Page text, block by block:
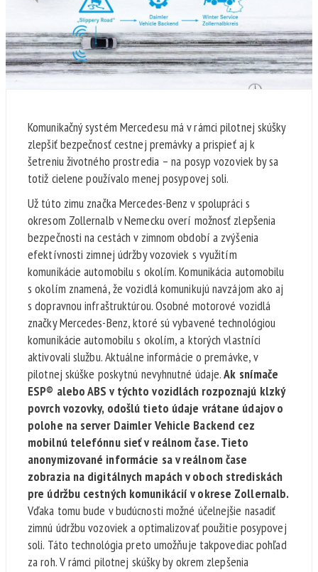
Komunikačný systém Mercedesu má v rámci pilotnej skúšky
zlepšiť bezpečnosť cestnej premávky a prispieť aj k
šetreniu životného prostredia – na posyp vozoviek by sa
totiž cielene používalo menej posypovej soli.
Už túto zimu značka Mercedes-Benz v spolupráci s
okresom Zollernalb v Nemecku overí možnosť zlepšenia
bezpečnosti na cestách v zimnom období a zvýšenia
efektívnosti zimnej údržby vozoviek s využitím
komunikácie automobilu s okolím. Komunikácia automobilu
s okolím znamená, že vozidlá komunikujú navzájom ako aj
s dopravnou infraštruktúrou. Osobné motorové vozidlá
značky Mercedes-Benz, ktoré sú vybavené technológiou
komunikácie automobilu s okolím, a ktorých vlastníci
aktivovali službu. Aktuálne informácie o premávke, v
pilotnej skúške poskytnú nevyhnutné údaje.Ak snímače
ESP® alebo ABS v týchto vozidlách rozpoznajú klzký
povrch vozovky, odošlú tieto údaje vrátane údajov o
polohe na server Daimler Vehicle Backend cez
mobilnú telefónnu sieť v reálnom čase. Tieto
anonymizované informácie sa v reálnom čase
zobrazia na digitálnych mapách v oboch strediskách
pre údržbu cestných komunikácií v okrese Zollernalb.
Vďaka tomu bude v budúcnosti možné účelnejšie nasadiť
zimnú údržbu vozoviek a optimalizovať použitie posypovej
soli. Táto technológia preto umožňuje takpovediac pohľad
za roh. V rámci pilotnej skúšky by okrem zlepšenia